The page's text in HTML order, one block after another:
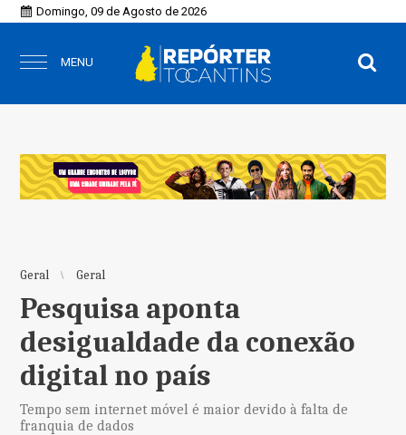
Domingo, 09 de Agosto de 2026
MENU
Geral Geral
Pesquisa aponta
desigualdade da conexão
digital no país
Tempo sem internet móvel é maior devido à falta de
franquia de dados